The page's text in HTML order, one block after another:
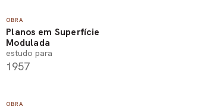
OBRA
Planos em Superfície
Modulada
estudo para
1957
OBRA